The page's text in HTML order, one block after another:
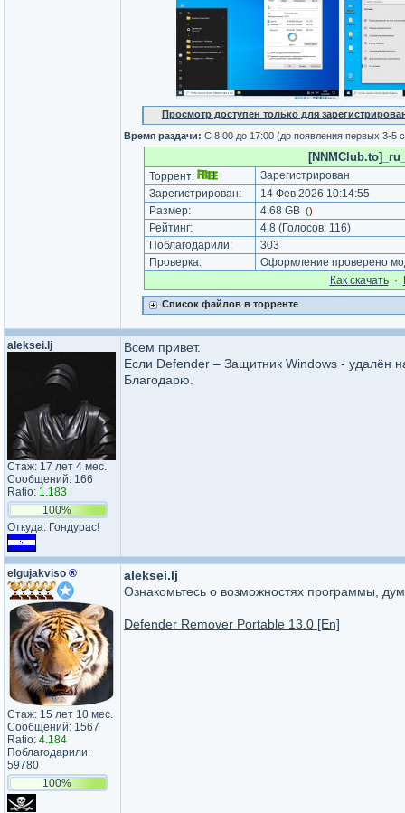
Просмотр доступен только для
Время раздачи: С 8:00 до 17:00 (до появления первых 3-5
Торрент:
Зарегистрирован
Зарегистрирован:
14 Фев 2026 10:14:55
Размер:
4.68 GB ()
Рейтинг: 4.8 (Голосов: 116)
Поблагодарили:
303
Проверка:
Оформление проверено
Как cкачать·
Список файлов в торренте
aleksei.lj
Стаж: 17 лет 4 мес.
Сообщений: 166
Ratio: 1.183
100%
Откуда: Гондурас!
Всем привет.
Если Defender – Защитник Windows - удалён
Благодарю.
elgujakviso ®
Стаж: 15 лет 10 мес.
Сообщений: 1567
Ratio: 4.184
Поблагодарили:
59780
100%
aleksei.lj
Ознакомьтесь о возможностях программы,
Defender Remover Portable 13.0 [En]